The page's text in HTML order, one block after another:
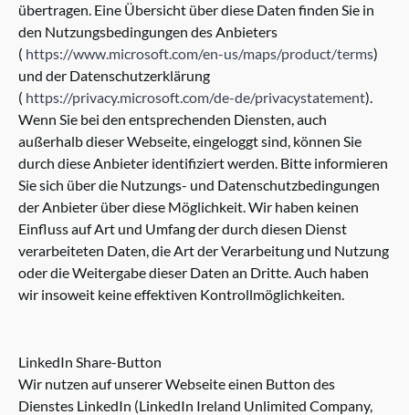
übertragen. Eine Übersicht über diese Daten finden Sie in
den Nutzungsbedingungen des Anbieters
( https://www.microsoft.com/en-us/maps/product/terms)
und der Datenschutzerklärung
( https://privacy.microsoft.com/de-de/privacystatement).
Wenn Sie bei den entsprechenden Diensten, auch
außerhalb dieser Webseite, eingeloggt sind, können Sie
durch diese Anbieter identifiziert werden. Bitte informieren
Sie sich über die Nutzungs- und Datenschutzbedingungen
der Anbieter über diese Möglichkeit. Wir haben keinen
Einfluss auf Art und Umfang der durch diesen Dienst
verarbeiteten Daten, die Art der Verarbeitung und Nutzung
oder die Weitergabe dieser Daten an Dritte. Auch haben
wir insoweit keine effektiven Kontrollmöglichkeiten.
LinkedIn Share-Button
Wir nutzen auf unserer Webseite einen Button des
Dienstes LinkedIn (LinkedIn Ireland Unlimited Company,